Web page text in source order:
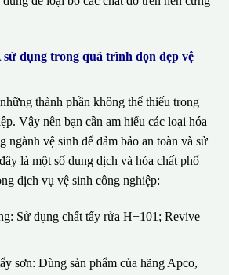
dụng trong quá trình dọn dẹp vệ
thành phần không thể thiếu trong
Vậy nên bạn cần am hiểu các loại hóa
ngành vệ sinh để đảm bảo an toàn và sử
là một số dung dịch và hóa chất phổ
dịch vụ vệ sinh công nghiệp:
Sử dụng chất tẩy rửa H+101; Revive
sơn: Dùng sản phẩm của hãng Apco,